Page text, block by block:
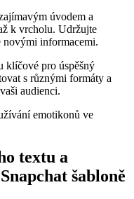
úvodem a
k vrcholu. Udržujte
novými informacemi.
klíčové pro úspěšný
s různými formáty a
audienci.
textu a
šabloně